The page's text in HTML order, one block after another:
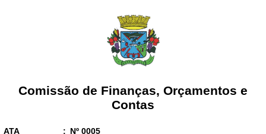
Comissão de Finanças, Orçamentos e
Contas
ATA : Nº 0005